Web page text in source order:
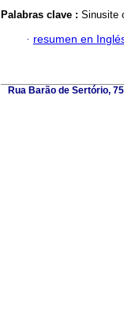
Palabras clave : Sinusite
· resumen en
Rua Barão de Sertório,